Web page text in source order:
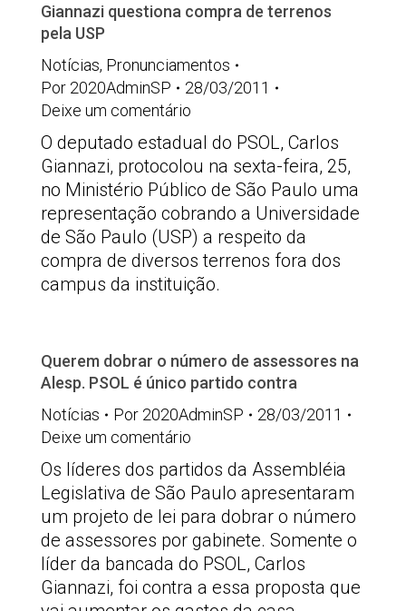
Giannazi questiona compra de terrenos
pela USP
Notícias, Pronunciamentos
Por 2020AdminSP
28/03/2011
Deixe um comentário
O deputado estadual do PSOL, Carlos
Giannazi, protocolou na sexta-feira, 25,
no Ministério Público de São Paulo uma
representação cobrando a Universidade
de São Paulo (USP) a respeito da
compra de diversos terrenos fora dos
campus da instituição.
Querem dobrar o número de assessores na
Alesp. PSOL é único partido contra
Notícias
Por 2020AdminSP
28/03/2011
Deixe um comentário
Os líderes dos partidos da Assembléia
Legislativa de São Paulo apresentaram
um projeto de lei para dobrar o número
de assessores por gabinete. Somente o
líder da bancada do PSOL, Carlos
Giannazi, foi contra a essa proposta que